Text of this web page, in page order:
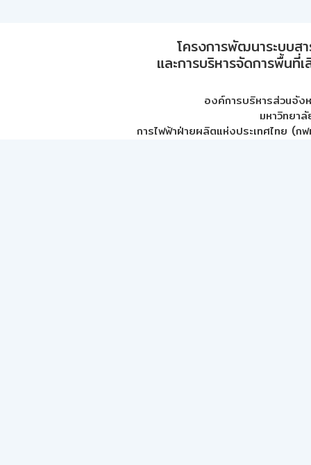
โครงการพัฒนาระบบส
และการบริหารจัดการพื้นที่
องค์การบริหารส่วนจัง
มหาวิทยา
การไฟฟ้าฝ่ายผลิตแห่งประเทศไทย (กฟ